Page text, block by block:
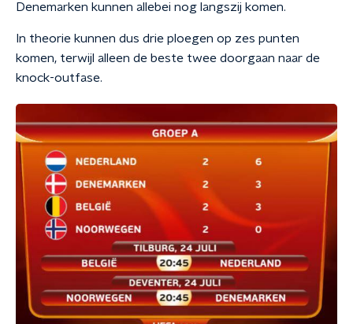
Denemarken kunnen allebei nog langszij komen.
In theorie kunnen dus drie ploegen op zes punten
komen, terwijl alleen de beste twee doorgaan naar de
knock-outfase.